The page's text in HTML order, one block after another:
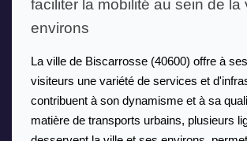
faciliter la mobilité au sein de la
environs
La ville de Biscarrosse (40600) offre à
visiteurs une variété de services et
contribuent à son dynamisme et à sa
matière de transports urbains, plusieurs